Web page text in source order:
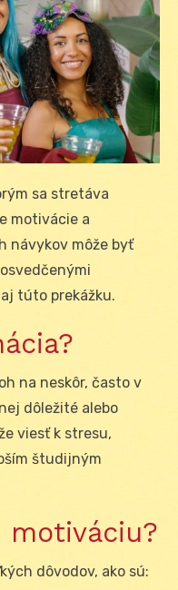
sa stretáva
motivácie a
návykov môže byť
túto prekážku.
na neskôr, často v
dôležité alebo
viesť k stresu,
študijným
motiváciu?
dôvodov, ako sú: